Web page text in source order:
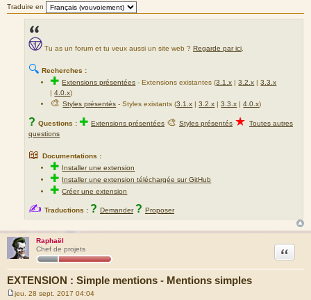
Traduire en
Tu as un forum et tu veux aussi un site web ? Regarde par ici
🔍 Recherches :
✚Extensions présentées -Extensions existantes (3.1.x |3.2.x |3.3.x
|4.0.x)
🎨Styles présentés - Styles existants (3.1.x |3.2.x |3.3.x |4.0.x)
? Questions : ✚ Extensions présentées 🎨 Styles présentés ★ Toutes autres
questions
📖 Documentations :
✚ Installer une extension
✚ Installer une extension téléchargée sur GitHub
✚Créer une extension
✍ Traductions : ? Demander ? Proposer
Raphaël
Chef de projets
EXTENSION : Simple mentions - Mentions simples
Citation
jeu. 28 sept. 2017 04:04